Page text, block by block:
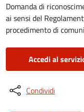
Domanda di
ai sensi del
procedimento di
Accedi al
Condividi